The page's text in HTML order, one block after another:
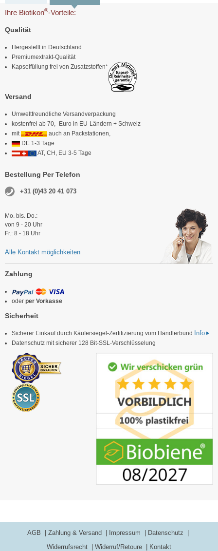
Ihre Biotikon®-Vorteile:
Qualität
Hergestellt in Deutschland
Premiumextrakt-Qualität
Kapselfüllung frei von Zusatzstoffen*
Versand
Umweltfreundliche Versandverpackung
kostenfrei ab 70,- Euro in EU-Ländern + Schweiz
mit
auch an Packstationen,
DE 1-3 Tage
AT, CH, EU 3-5 Tage
Bestellung Per Telefon
+31 (0)43 20 41 073
Mo. bis. Do.:
von 9 - 20 Uhr
Fr.: 8 - 18 Uhr
Alle Kontakt möglichkeiten
Zahlung
oder per Vorkasse
Sicherheit
Sicherer Einkauf durch Käufersiegel-Zertifizierung vom Händlerbund Info
Datenschutz mit sicherer 128 Bit-SSL-Verschlüsselung
AGB Zahlung & Versand Impressum
Datenschutz
Widerrufsrecht
Widerruf/Retoure Kontakt